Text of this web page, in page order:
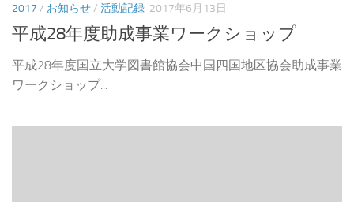
2017 / お知らせ/ 活動記録 2017年6月13日
平成28年度助成事業ワークショップ
平成28年度国立大学図書館協会中国四国地区協会助成事業
ワークショップ...